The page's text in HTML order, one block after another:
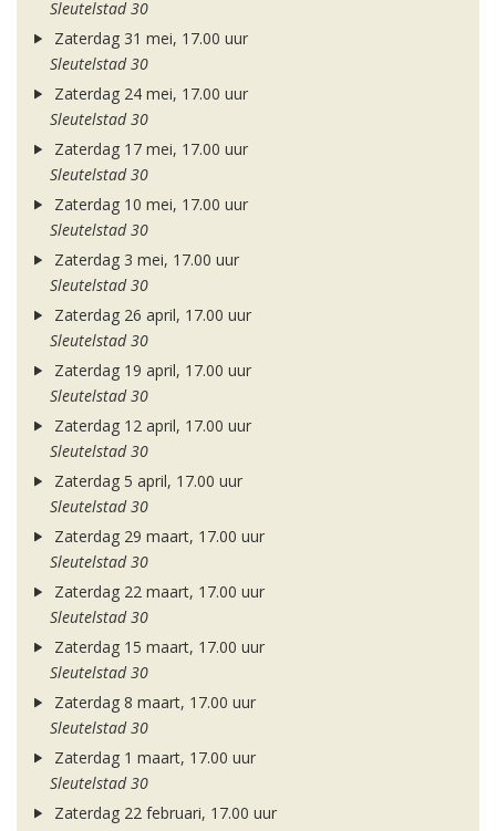
Sleutelstad 30
Zaterdag 31 mei, 17.00 uur
Sleutelstad 30
Zaterdag 24 mei, 17.00 uur
Sleutelstad 30
Zaterdag 17 mei, 17.00 uur
Sleutelstad 30
Zaterdag 10 mei, 17.00 uur
Sleutelstad 30
Zaterdag 3 mei, 17.00 uur
Sleutelstad 30
Zaterdag 26 april, 17.00 uur
Sleutelstad 30
Zaterdag 19 april, 17.00 uur
Sleutelstad 30
Zaterdag 12 april, 17.00 uur
Sleutelstad 30
Zaterdag 5 april, 17.00 uur
Sleutelstad 30
Zaterdag 29 maart, 17.00 uur
Sleutelstad 30
Zaterdag 22 maart, 17.00 uur
Sleutelstad 30
Zaterdag 15 maart, 17.00 uur
Sleutelstad 30
Zaterdag 8 maart, 17.00 uur
Sleutelstad 30
Zaterdag 1 maart, 17.00 uur
Sleutelstad 30
Zaterdag 22 februari, 17.00 uur